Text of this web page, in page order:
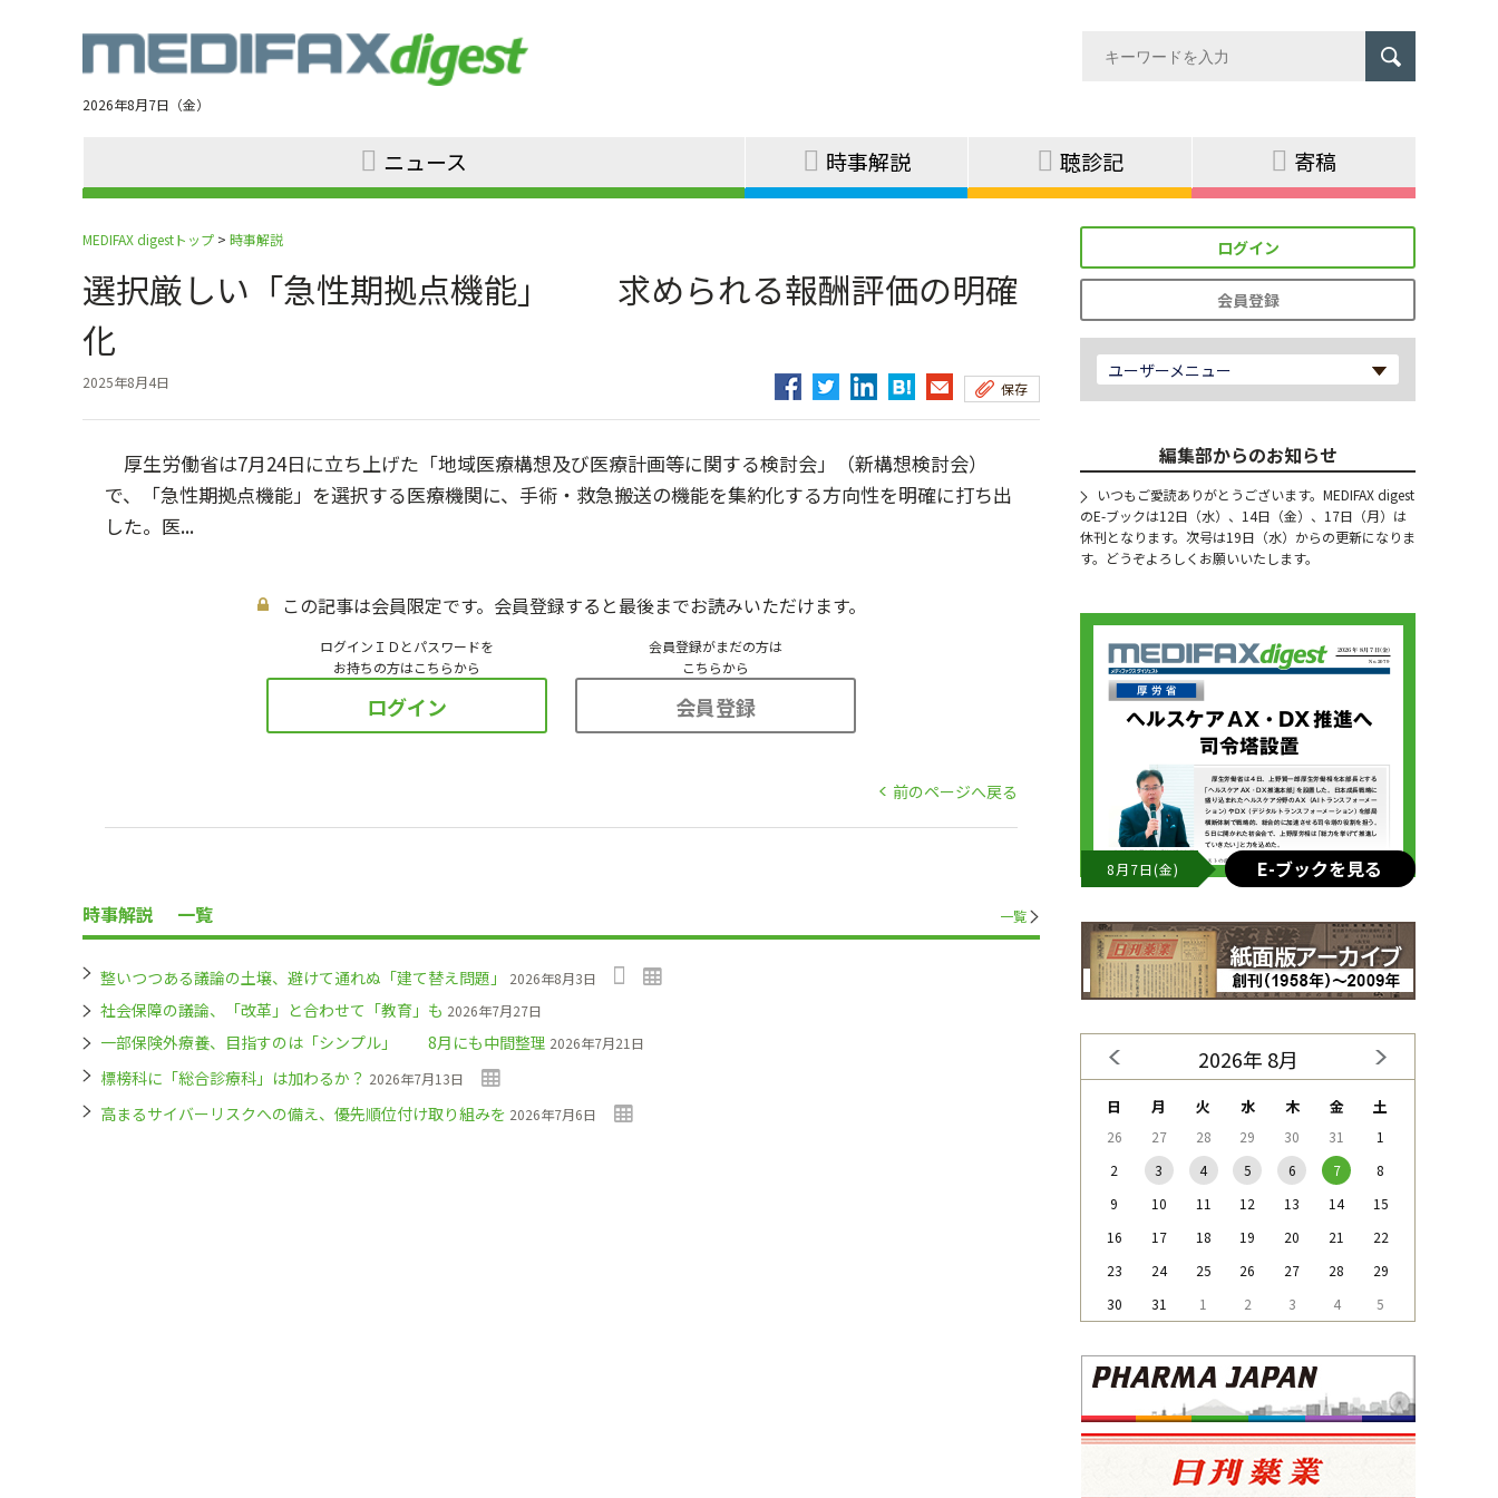
navigation
2026年8月7日（金）
ニュース 時事解説 聴診記 寄稿
MEDIFAX digestトップ > 時事解説
選択厳しい「急性期拠点機能」 求められる報酬評価の明確
化
2025年8月4日 保存
厚生労働省は7月24日に立ち上げた「地域医療構想及び医療計画等に関する検討会」（新構想検討会）
で、「急性期拠点機能」を選択する医療機関に、手術・救急搬送の機能を集約化する方向性を明確に打ち出
した。医...
この記事は会員限定です。会員登録すると最後までお読みいただけます。
ログインＩＤとパスワードを
お持ちの方はこちらから
ログイン
会員登録がまだの方は
こちらから
会員登録
前のページへ戻る
時事解説 一覧 一覧
整いつつある議論の土壌、避けて通れぬ「建て替え問題」 2026年8月3日
社会保障の議論、「改革」と合わせて「教育」も 2026年7月27日
一部保険外療養、目指すのは「シンプル」 8月にも中間整理 2026年7月21日
標榜科に「総合診療科」は加わるか？ 2026年7月13日
高まるサイバーリスクへの備え、優先順位付け取り組みを 2026年7月6日
ログイン
会員登録
ユーザーメニュー
編集部からのお知らせ
いつもご愛読ありがとうございます。MEDIFAX digest
のE-ブックは12日（水）、14日（金）、17日（月）は
休刊となります。次号は19日（水）からの更新になりま
す。どうぞよろしくお願いいたします。
8月7日(金) E-ブックを見る
2026年 8月
日 月 火 水 木 金 土
26 27 28 29 30 31
1
2
3 4 5 6 7
8
9
10 11 12 13 14
15
16
17 18 19 20 21
22
23
24 25 26 27 28
29
30
31 1 2 3 4 5